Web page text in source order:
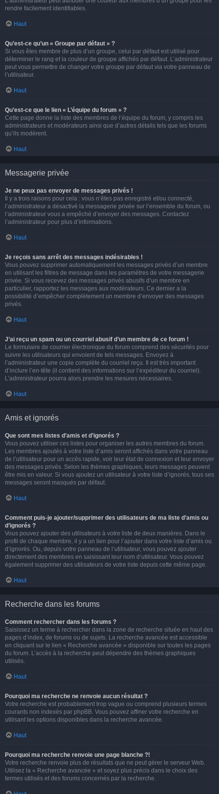
rendre facilement identifiables.
Haut
Qu’est-ce qu’un « Groupe par défaut » ?
Si vous êtes membre de plus d’un groupe, celui par défaut est utilisé pour
déterminer le rang et la couleur de groupe affichés par défaut. L’administrateur
peut vous permettre de changer votre groupe par défaut via votre panneau de
l’utilisateur.
Haut
Qu’est-ce que le lien « L’équipe du forum » ?
Cette page donne la liste des membres de l’équipe du forum, y compris les
administrateurs et modérateurs ainsi que d’autres détails tels que les forums
qu’ils modèrent.
Haut
Messagerie privée
Je ne peux pas envoyer de messages privés !
Il y a trois raisons pour cela : vous n’êtes pas enregistré et/ou connecté,
l’administrateur a désactivé la messagerie privée sur l’ensemble du forum, ou
l’administrateur vous a empêché d’envoyer des messages. Contactez
l’administrateur pour plus d’informations.
Haut
Je reçois sans arrêt des messages indésirables !
Vous pouvez supprimer automatiquement les messages privés d’un membre
en utilisant les filtres de message dans les paramètres de votre messagerie
privée. Si vous recevez des messages privés abusifs d’un membre en
particulier, rapportez les messages aux modérateurs. Ce dernier a la
possibilité d’empêcher complètement un membre d’envoyer des messages
privés.
Haut
J’ai reçu un spam ou un courriel abusif d’un membre de ce forum !
Le formulaire de courrier électronique du forum comprend des sécurités pour
suivre les utilisateurs qui envoient de tels messages. Envoyez à
l’administrateur une copie complète du courriel reçu. Il est très important
d’inclure l’en-tête (il contient des informations sur l’expéditeur du courriel).
L’administrateur pourra alors prendre les mesures nécessaires.
Haut
Amis et ignorés
Que sont mes listes d’amis et d’ignorés ?
Vous pouvez utiliser ces listes pour organiser les autres membres du forum.
Les membres ajoutés à votre liste d’amis seront affichés dans votre panneau
de l’utilisateur pour un accès rapide, voir leur état de connexion et leur envoyer
des messages privés. Selon les thèmes graphiques, leurs messages peuvent
être mis en valeur. Si vous ajoutez un utilisateur à votre liste d’ignorés, tous ses
messages seront masqués par défaut.
Haut
Comment puis-je ajouter/supprimer des utilisateurs de ma liste d’amis ou
d’ignorés ?
Vous pouvez ajouter des utilisateurs à votre liste de deux manières. Dans le
profil de chaque membre, il y a un lien pour l’ajouter dans votre liste d’amis ou
d’ignorés. Ou, depuis votre panneau de l’utilisateur, vous pouvez ajouter
directement des membres en saisissant leur nom d’utilisateur. Vous pouvez
également supprimer des utilisateurs de votre liste depuis cette même page.
Haut
Recherche dans les forums
Comment rechercher dans les forums ?
Saisissez un terme à rechercher dans la zone de recherche située en haut des
pages d’index, de forums ou de sujets. La recherche avancée est accessible
en cliquant sur le lien « Recherche avancée » disponible sur toutes les pages
du forum. L’accès à la recherche peut dépendre des thèmes graphiques
utilisés.
Haut
Pourquoi ma recherche ne renvoie aucun résultat ?
Votre recherche est probablement trop vague ou comprend plusieurs termes
courants non indexés par phpBB. Vous pouvez affiner votre recherche en
utilisant les options disponibles dans la recherche avancée.
Haut
Pourquoi ma recherche renvoie une page blanche ?!
Votre recherche renvoie plus de résultats que ne peut gérer le serveur Web.
Utilisez la « Recherche avancée » et soyez plus précis dans le choix des
termes utilisés et des forums concernés par la recherche.